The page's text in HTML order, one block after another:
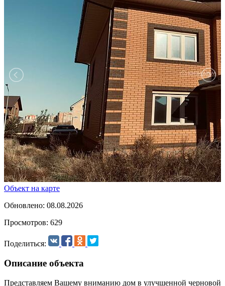
Объект на карте
Обновлено: 08.08.2026
Просмотров: 629
Поделиться:
Описание объекта
Представляем Вашему вниманию дом в улучшенной черновой